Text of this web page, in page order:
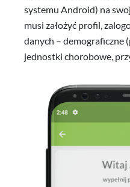
systemu Android) na
musi założyć profil,
danych – demograficzne
jednostki chorobowe,